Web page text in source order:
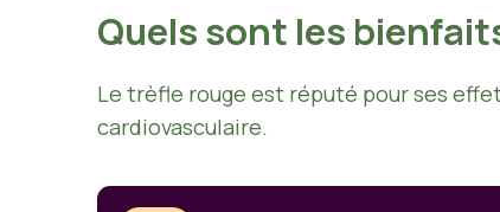
Quels sont les
Le trèfle rouge est réputé pour ses
cardiovasculaire.